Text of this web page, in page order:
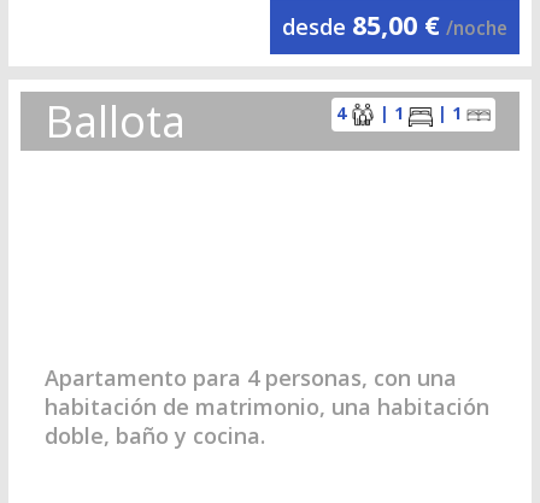
desde 85,00 € /noche
Ballota 4 | 1 | 1
Apartamento para 4 personas, con una
habitación de matrimonio, una habitación
doble, baño y cocina.